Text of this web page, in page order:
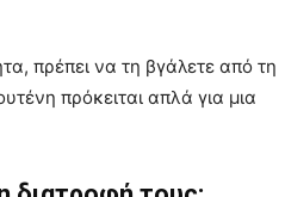
πρέπει να τη βγάλετε από τη
πρόκειται απλά για μια